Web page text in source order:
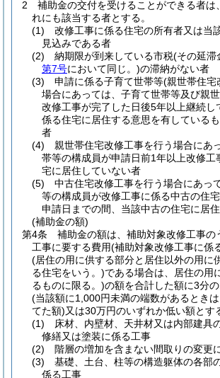
2
補助金の交付を受けることができる者は、
れにも該当する者とする。
(1)
改修工事に係る住宅の所有者又は当
見込みである者
(2)
納期限が到来している市税(その延滞
第7号において同じ。)の滞納がない者
(3)
申請に係る子育て世帯等(親世帯住宅
場合にあっては、子育て世帯等及び親
改修工事が完了した日後5年以上継続し
係る住宅に居住する意思を有している
者
(4)
親世帯住宅改修工事を行う場合にあ
帯等の構成員が申請日前1年以上改修工
宅に居住していない者
(5)
中古住宅改修工事を行う場合にあっ
等の構成員が改修工事に係る中古の住
申請日までの間、当該中古の住宅に居
(補助金の額)
第4条
補助金の額は、補助対象改修工事の
工事に要する費用(補助対象改修工事に係
(居住の用に供する部分と居住以外の用に
る住宅をいう。)である場合は、居住の用
るものに限る。)の額を合計した額に3分
(当該額に1,000円未満の端数があるとき
てた額)又は30万円のいずれか低い額とす
(1)
床材、内壁材、天井材又は内部建具
修繕又は塗装に係る工事
(2)
階層の増加を含まない間取りの変更
(3)
基礎、土台、柱等の構造躯体の各部
係る工事